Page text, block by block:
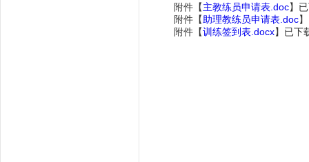
附件【主教练员申请表.doc】
附件【助理教练员申请表.doc
附件【训练签到表.docx】已下